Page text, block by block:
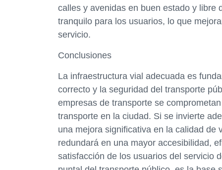
calles y avenidas en buen estado y libre
tranquilo para los usuarios, lo que
servicio.
Conclusiones
La infraestructura vial adecuada es
correcto y la seguridad del transporte
empresas de transporte se
transporte en la ciudad. Si se invierte
una mejora significativa en la calidad de
redundará en una mayor accesibilidad,
satisfacción de los usuarios del servicio